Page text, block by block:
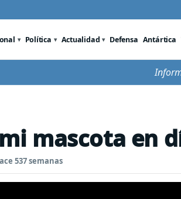
Política Actualidad Defensa Antártica
mascota en
537 semanas